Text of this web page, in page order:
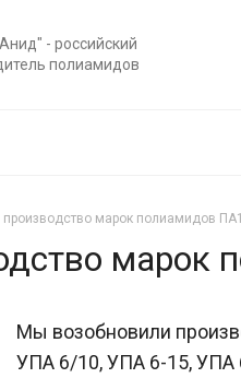
- российский
полиамидов
производство марок полиамидов
Мы возобновили
УПА 6/10, УПА 6-15,